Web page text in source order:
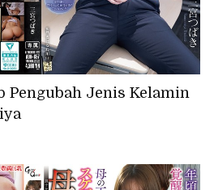
Pengubah Jenis Kelamin